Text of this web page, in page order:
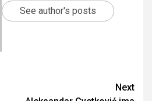
See author's posts
Next